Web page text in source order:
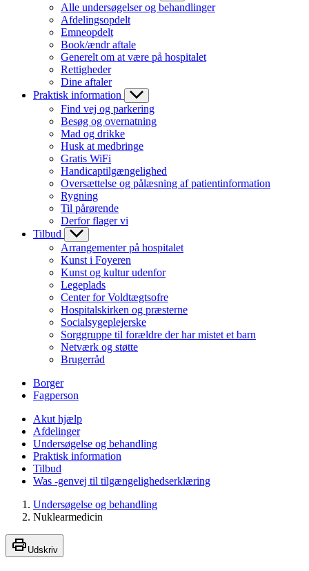
Alle undersøgelser og behandlinger
Afdelingsopdelt
Emneopdelt
Book/ændr aftale
Generelt om at være på hospitalet
Rettigheder
Dine aftaler
Praktisk information
Find vej og parkering
Besøg og overnatning
Mad og drikke
Husk at medbringe
Gratis WiFi
Handicaptilgængelighed
Oversættelse og pålæsning af patientinformation
Rygning
Til pårørende
Derfor flager vi
Tilbud
Arrangementer på hospitalet
Kunst i Foyeren
Kunst og kultur udenfor
Legeplads
Center for Voldtægtsofre
Hospitalskirken og præsterne
Socialsygeplejerske
Sorggruppe til forældre der har mistet et barn
Netværk og støtte
Brugerråd
Borger
Fagperson
Akut hjælp
Afdelinger
Undersøgelse og behandling
Praktisk information
Tilbud
Was -genvej til tilgængelighedserklæring
Undersøgelse og behandling
Nuklearmedicin
Udskriv